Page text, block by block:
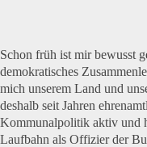
Schon früh ist mir bewusst
demokratisches
mich unserem Land und
deshalb seit Jahren
Kommunalpolitik aktiv und
Laufbahn als Offizier der